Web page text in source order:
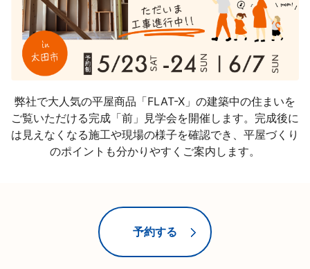
弊社で大人気の平屋商品「FLAT-X」の建築中の住まいを
ご覧いただける完成「前」見学会を開催します。完成後に
は見えなくなる施工や現場の様子を確認でき、平屋づくり
のポイントも分かりやすくご案内します。
予約する